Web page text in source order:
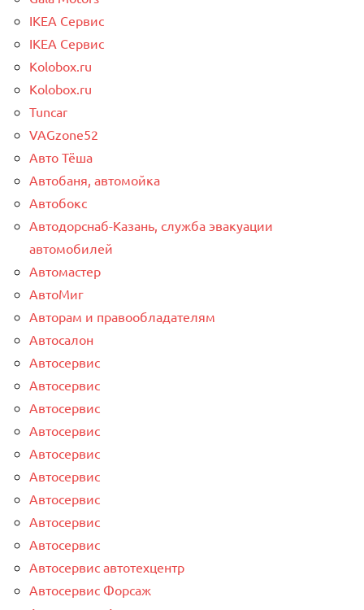
IKEA Сервис
IKEA Сервис
Kolobox.ru
Kolobox.ru
Tuncar
VAGzone52
Авто Тёша
Автобаня, автомойка
Автобокс
Автодорснаб-Казань, служба эвакуации
автомобилей
Автомастер
АвтоМиг
Авторам и правообладателям
Автосалон
Автосервис
Автосервис
Автосервис
Автосервис
Автосервис
Автосервис
Автосервис
Автосервис
Автосервис
Автосервис автотехцентр
Автосервис Форсаж